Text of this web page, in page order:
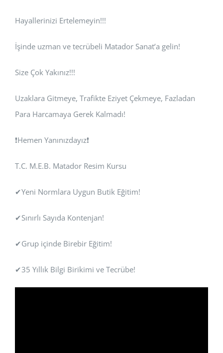
Hayallerinizi Ertelemeyin!!!
İşinde uzman ve tecrübeli Matador Sanat’a gelin!
Size Çok Yakınız!!!
Uzaklara Gitmeye, Trafikte Eziyet Çekmeye, Fazladan
Para Harcamaya Gerek Kalmadı!
❗Hemen Yanınızdayız❗
T.C. M.E.B. Matador Resim Kursu
✔Yeni Normlara Uygun Butik Eğitim!
✔Sınırlı Sayıda Kontenjan!
✔Grup içinde Birebir Eğitim!
✔35 Yıllık Bilgi Birikimi ve Tecrübe!